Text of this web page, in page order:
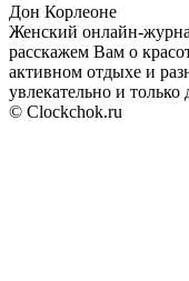
Дон Корлеоне
Женский онлайн-
расскажем Вам о
активном отдыхе и
увлекательно и только
© Clockchok.ru